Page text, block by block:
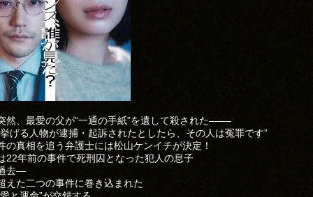
然、最愛の父が“一通の手紙”を遺して殺された––––
げる人物が逮捕・起訴されたとしたら、その人は冤罪です”
の真相を追う弁護士には松山ケンイチが決定！
22年前の事件で死刑囚となった犯人の息子
去―
えた二つの事件に巻き込まれた